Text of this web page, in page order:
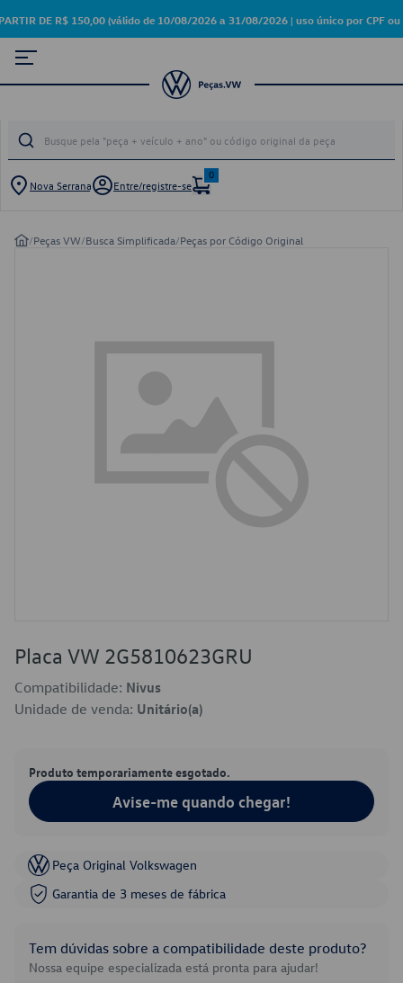
DE R$ 150,00 (válido de 10/08/2026 a 31/08/2026 | uso único por CPF ou
Nova Serrana Entre/registre-se
0
/Peças VW/Busca Simplificada/Peças por Código Original
Placa VW 2G5810623GRU
Compatibilidade: Nivus
Unidade de venda: Unitário(a)
Produto temporariamente esgotado.
Avise-me quando chegar!
Peça Original Volkswagen
Garantia de 3 meses de fábrica
Tem dúvidas sobre a compatibilidade deste produto?
Nossa equipe especializada está pronta para ajudar!